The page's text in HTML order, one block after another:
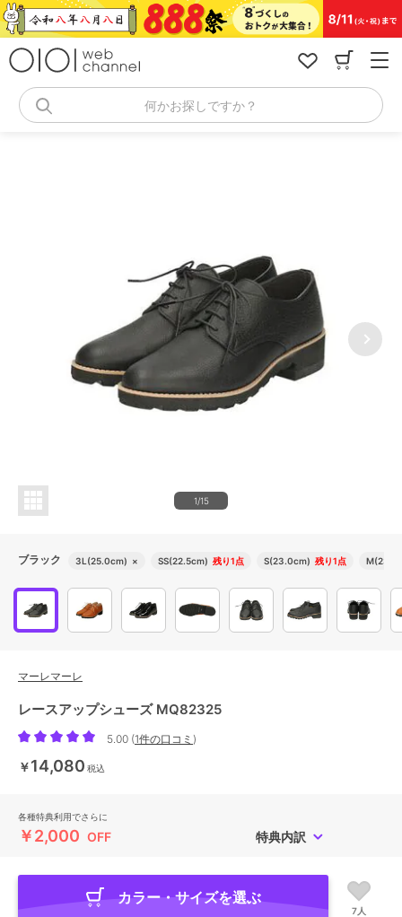
コ
ン
何かお探しですか？
1/15
ブラック 3L(25.0cm) × SS(22.5cm) 残り1点 S(23.0cm) 残り1点
マーレマーレ
レースアップシューズ MQ82325
5.00 (1件の口コミ )
￥14,080 税込
各種特典利用でさらに
￥2,000 OFF 特典内訳
カラー・サイズを選ぶ
7人